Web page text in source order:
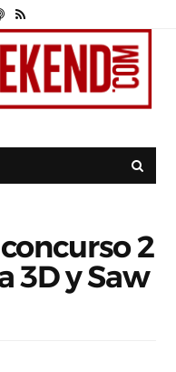
2
3D y Saw